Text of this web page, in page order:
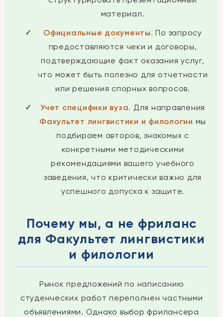
материал.
Официальные документы. По запросу
предоставляются чеки и договоры,
подтверждающие факт оказания услуг,
что может быть полезно для отчетности
или решения спорных вопросов.
Учет специфики вуза. Для направления
Факультет лингвистики и филологии мы
подбираем авторов, знакомых с
конкретными методическими
рекомендациями вашего учебного
заведения, что критически важно для
успешного допуска к защите.
Почему мы, а не фриланс
для Факультет лингвистики
и филологии
Рынок предложений по написанию
студенческих работ переполнен частными
объявлениями. Однако выбор фрилансера